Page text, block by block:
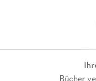
Bücher